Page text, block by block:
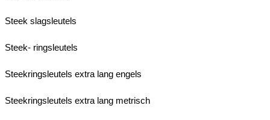
Steek slagsleutels
Steek- ringsleutels
Steekringsleutels extra lang engels
Steekringsleutels extra lang metrisch